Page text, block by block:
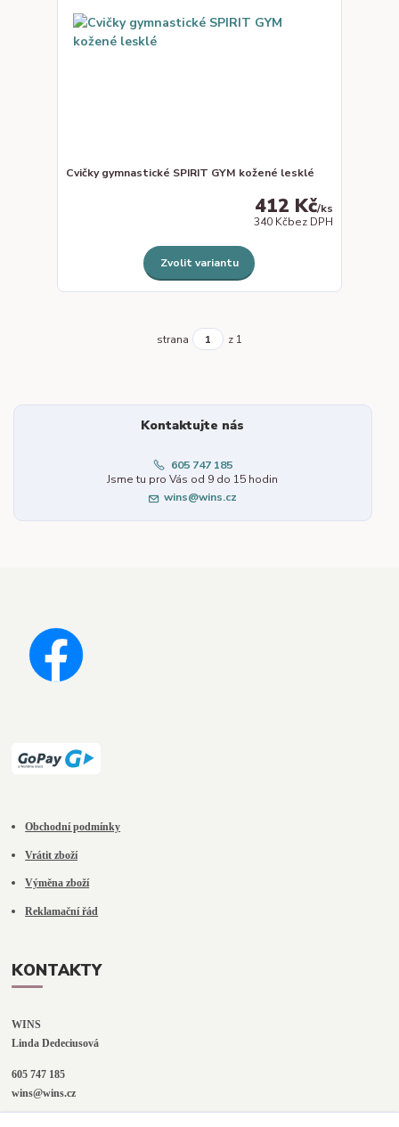
Cvičky gymnastické SPIRIT GYM kožené lesklé
412 Kč/ks
340 Kčbez DPH
Zvolit variantu
strana z 1
Kontaktujte nás
605 747 185
Jsme tu pro Vás od 9 do 15 hodin
wins@wins.cz
Obchodní podmínky
Vrátit zboží
Výměna zboží
Reklamační řád
KONTAKTY
WINS
Linda Dedeciusová
605 747 185
wins@wins.cz